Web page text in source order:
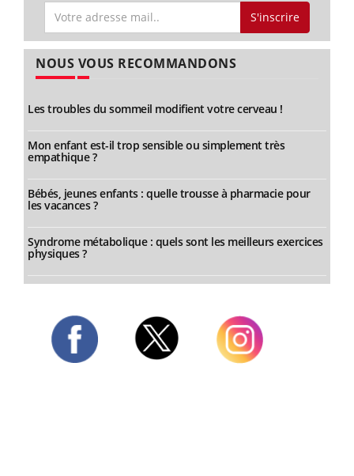
S'inscrire
NOUS VOUS RECOMMANDONS
Les troubles du sommeil modifient votre cerveau !
Mon enfant est-il trop sensible ou simplement très
empathique ?
Bébés, jeunes enfants : quelle trousse à pharmacie pour
les vacances ?
Syndrome métabolique : quels sont les meilleurs exercices
physiques ?